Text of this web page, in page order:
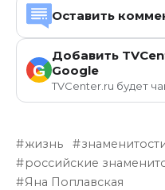
Оставить
G
Добавить
Google
TVCenter.ru будет
жизнь
российские
Яна Поплавская